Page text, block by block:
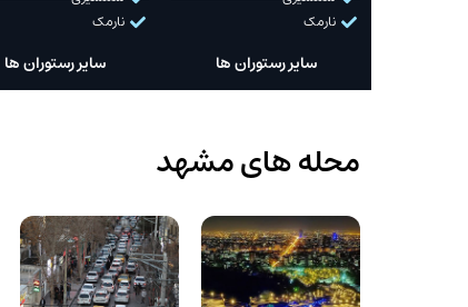
نارمک
سایر رستوران ها
نارمک
سایر رستوران ها
محله های مشهد